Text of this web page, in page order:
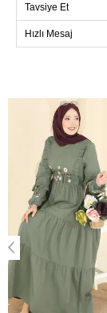
50
Tavsiye Et
Hızlı Mesaj
a>